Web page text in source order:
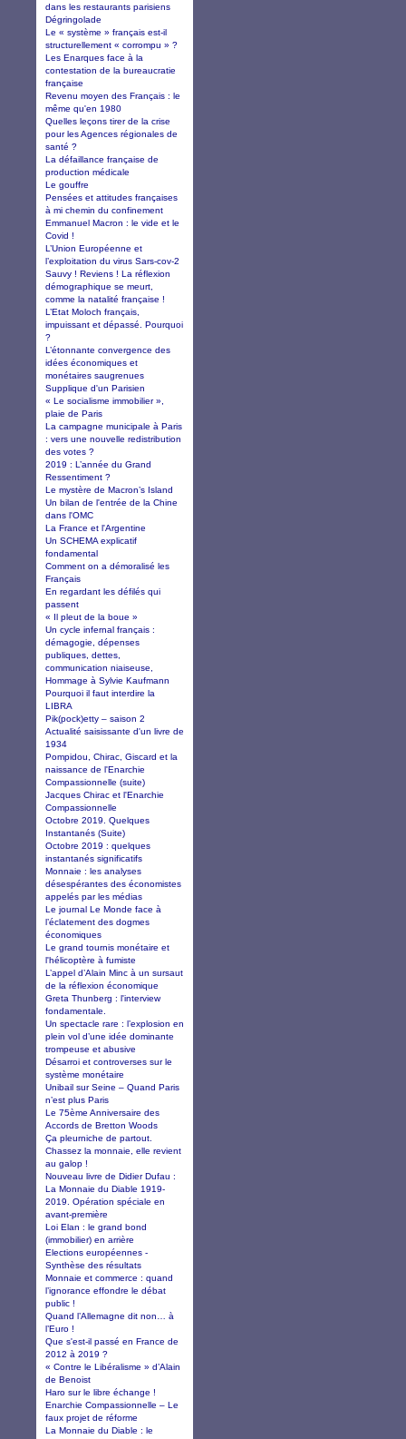
dans les restaurants parisiens
Dégringolade
Le « système » français est-il
structurellement « corrompu » ?
Les Enarques face à la
contestation de la bureaucratie
française
Revenu moyen des Français : le
même qu'en 1980
Quelles leçons tirer de la crise
pour les Agences régionales de
santé ?
La défaillance française de
production médicale
Le gouffre
Pensées et attitudes françaises
à mi chemin du confinement
Emmanuel Macron : le vide et le
Covid !
L’Union Européenne et
l’exploitation du virus Sars-cov-2
Sauvy ! Reviens ! La réflexion
démographique se meurt,
comme la natalité française !
L’Etat Moloch français,
impuissant et dépassé. Pourquoi
?
L’étonnante convergence des
idées économiques et
monétaires saugrenues
Supplique d'un Parisien
« Le socialisme immobilier »,
plaie de Paris
La campagne municipale à Paris
: vers une nouvelle redistribution
des votes ?
2019 : L’année du Grand
Ressentiment ?
Le mystère de Macron’s Island
Un bilan de l'entrée de la Chine
dans l'OMC
La France et l'Argentine
Un SCHEMA explicatif
fondamental
Comment on a démoralisé les
Français
En regardant les défilés qui
passent
« Il pleut de la boue »
Un cycle infernal français :
démagogie, dépenses
publiques, dettes,
communication niaiseuse,
Hommage à Sylvie Kaufmann
Pourquoi il faut interdire la
LIBRA
Pik(pock)etty – saison 2
Actualité saisissante d'un livre de
1934
Pompidou, Chirac, Giscard et la
naissance de l'Enarchie
Compassionnelle (suite)
Jacques Chirac et l'Enarchie
Compassionnelle
Octobre 2019. Quelques
Instantanés (Suite)
Octobre 2019 : quelques
instantanés significatifs
Monnaie : les analyses
désespérantes des économistes
appelés par les médias
Le journal Le Monde face à
l’éclatement des dogmes
économiques
Le grand tournis monétaire et
l'hélicoptère à fumiste
L’appel d’Alain Minc à un sursaut
de la réflexion économique
Greta Thunberg : l'interview
fondamentale.
Un spectacle rare : l’explosion en
plein vol d’une idée dominante
trompeuse et abusive
Désarroi et controverses sur le
système monétaire
Unibail sur Seine – Quand Paris
n’est plus Paris
Le 75ème Anniversaire des
Accords de Bretton Woods
Ça pleurniche de partout.
Chassez la monnaie, elle revient
au galop !
Nouveau livre de Didier Dufau :
La Monnaie du Diable 1919-
2019. Opération spéciale en
avant-première
Loi Elan : le grand bond
(immobilier) en arrière
Elections européennes -
Synthèse des résultats
Monnaie et commerce : quand
l’ignorance effondre le débat
public !
Quand l’Allemagne dit non… à
l’Euro !
Que s'est-il passé en France de
2012 à 2019 ?
« Contre le Libéralisme » d’Alain
de Benoist
Haro sur le libre échange !
Enarchie Compassionnelle – Le
faux projet de réforme
La Monnaie du Diable : le